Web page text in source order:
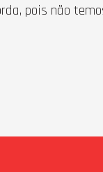
pois não